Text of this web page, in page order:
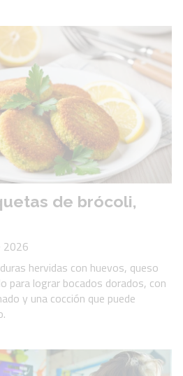
de brócoli,
2026
hervidas con huevos, queso
para lograr bocados dorados, con
y una cocción que puede